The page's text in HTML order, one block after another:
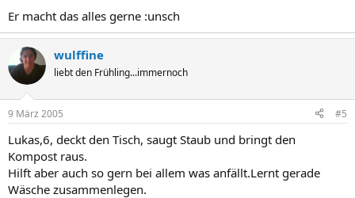
Er macht das alles gerne :unsch
wulffine
liebt den Frühling...immernoch
9 März 2005 #5
Lukas,6, deckt den Tisch, saugt Staub und bringt den
Kompost raus.
Hilft aber auch so gern bei allem was anfällt.Lernt gerade
Wäsche zusammenlegen.